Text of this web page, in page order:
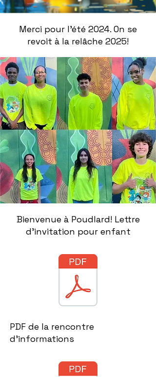
Merci pour l'été 2024. On se
revoit à la relâche 2025!
Bienvenue à Poudlard! Lettre
d'invitation pour enfant
PDF de la rencontre
d'informations